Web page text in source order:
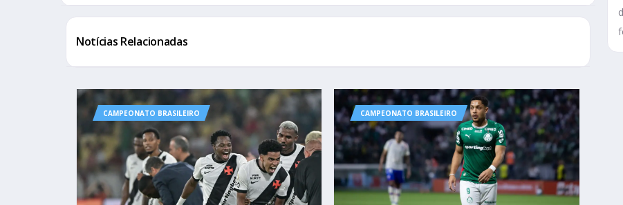
Notícias Relacionadas
CAMPEONATO BRASILEIRO CAMPEONATO BRASILEIRO